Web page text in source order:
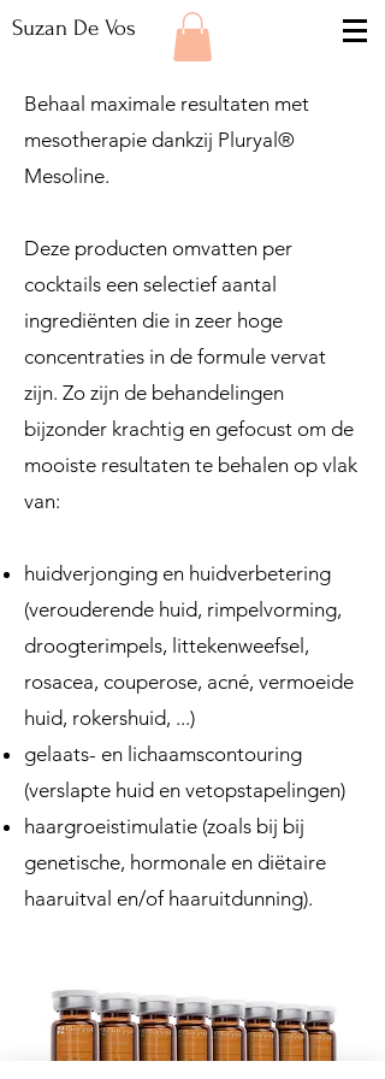
Suzan De Vos
Behaal maximale resultaten met
mesotherapie dankzij Pluryal®
Mesoline.
Deze producten omvatten per
cocktails een selectief aantal
ingrediënten die in zeer hoge
concentraties in de formule vervat
zijn. Zo zijn de behandelingen
bijzonder krachtig en gefocust om de
mooiste resultaten te behalen op vlak
van:
huidverjonging en huidverbetering
(verouderende huid, rimpelvorming,
droogterimpels, littekenweefsel,
rosacea, couperose, acné, vermoeide
huid, rokershuid, ...)
gelaats- en lichaamscontouring
(verslapte huid en vetopstapelingen)
haargroeistimulatie (zoals bij bij
genetische, hormonale en diëtaire
haaruitval en/of haaruitdunning).